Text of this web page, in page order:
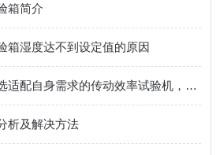
箱简介
箱湿度达不到设定值的原因
选型指南：如何挑选适配自身需求的传动效率试验机，规避选型误区
析及解决方法